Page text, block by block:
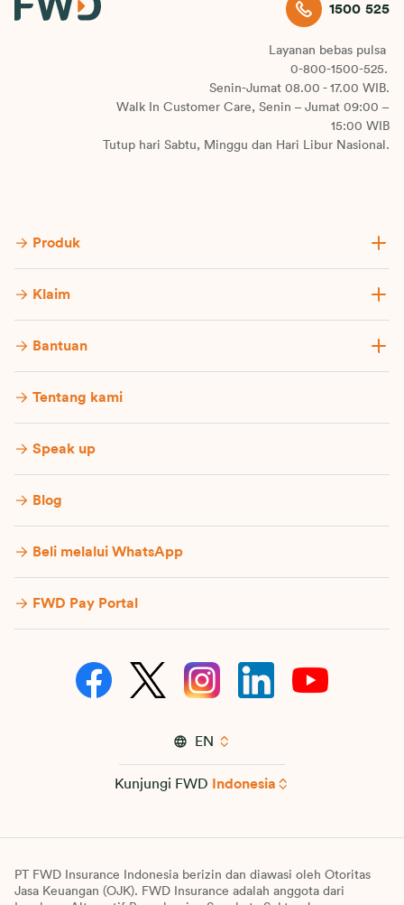
1500 525
Layanan bebas pulsa
0-800-1500-525.
Senin-Jumat 08.00 - 17.00 WIB.
Walk In Customer Care, Senin – Jumat 09:00 –
15:00 WIB
Tutup hari Sabtu, Minggu dan Hari Libur Nasional.
Produk
Klaim
Bantuan
Tentang kami
Speak up
Blog
Beli melalui WhatsApp
FWD Pay Portal
EN
Kunjungi FWD Indonesia
PT FWD Insurance Indonesia berizin dan diawasi oleh Otoritas
Jasa Keuangan (OJK). FWD Insurance adalah anggota dari